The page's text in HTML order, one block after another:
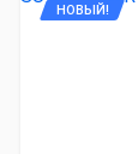
НОВЫЙ!